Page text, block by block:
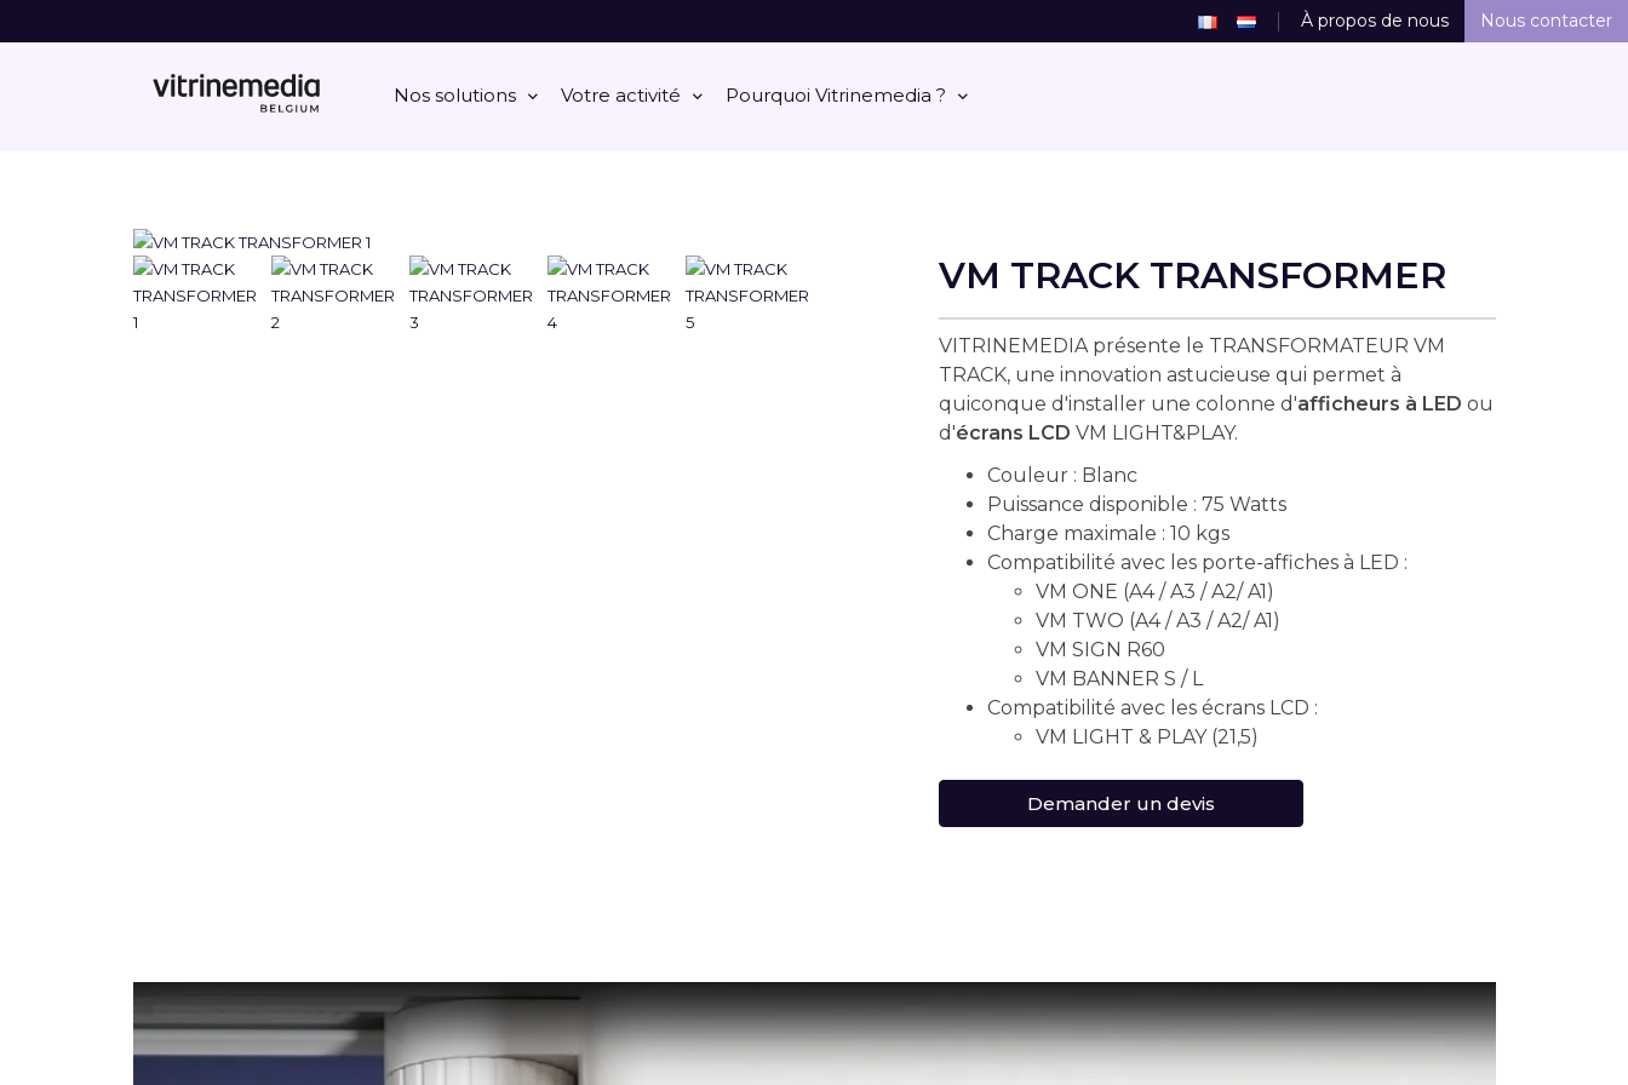
Nos solutions Votre activité Pourquoi Vitrinemedia ?
À propos de nous Nous contacter
VM TRACK TRANSFORMER
VITRINEMEDIA présente le TRANSFORMATEUR VM
TRACK, une innovation astucieuse qui permet à
quiconque d'installer une colonne d'afficheurs à LED ou
d'écrans LCD VM LIGHT&PLAY.
Couleur : Blanc
Puissance disponible : 75 Watts
Charge maximale : 10 kgs
Compatibilité avec les porte-affiches à LED :
VM ONE (A4 / A3 / A2/ A1)
VM TWO (A4 / A3 / A2/ A1)
VM SIGN R60
VM BANNER S / L
Compatibilité avec les écrans LCD :
VM LIGHT & PLAY (21,5)
Demander un devis